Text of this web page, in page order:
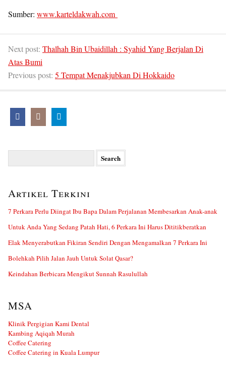
Sumber: www.karteldakwah.com
Next post: Thalhah Bin Ubaidillah : Syahid Yang Berjalan Di
Atas Bumi
Previous post: 5 Tempat Menakjubkan Di Hokkaido
Artikel Terkini
7 Perkara Perlu Diingat Ibu Bapa Dalam Perjalanan Membesarkan Anak-anak
Untuk Anda Yang Sedang Patah Hati, 6 Perkara Ini Harus Dititikberatkan
Elak Menyerabutkan Fikiran Sendiri Dengan Mengamalkan 7 Perkara Ini
Bolehkah Pilih Jalan Jauh Untuk Solat Qasar?
Keindahan Berbicara Mengikut Sunnah Rasulullah
MSA
Klinik Pergigian Kami Dental
Kambing Aqiqah Murah
Coffee Catering
Coffee Catering in Kuala Lumpur